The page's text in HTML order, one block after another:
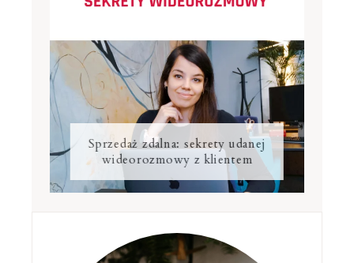
Sprzedaż zdalna: sekrety udanej
wideorozmowy z klientem